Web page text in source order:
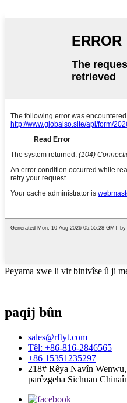
Peyama xwe li vir binivîse û ji
paqij bûn
sales@rftyt.com
Têl: +86-816-2846565
+86 15351235297
218# Rêya Navîn
parêzgeha Sichuan